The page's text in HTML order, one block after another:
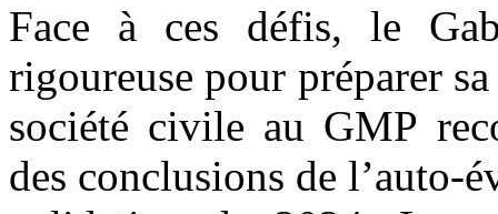
Face à ces défis, le
rigoureuse pour préparer
société civile au GMP
des conclusions de l’auto-